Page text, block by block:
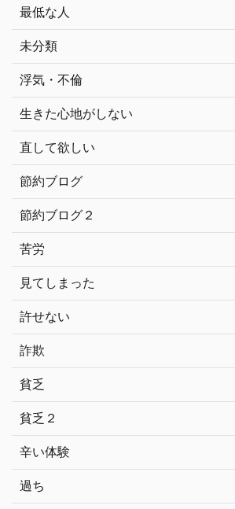
最低な人
未分類
浮気・不倫
生きた心地がしない
直して欲しい
節約ブログ
節約ブログ２
苦労
見てしまった
許せない
詐欺
貧乏
貧乏２
辛い体験
過ち